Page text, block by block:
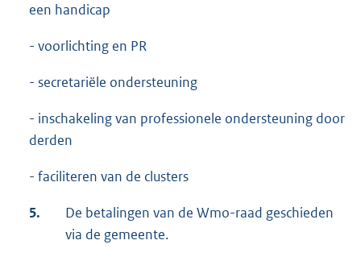
een handicap
- voorlichting en PR
- secretariële ondersteuning
- inschakeling van professionele ondersteuning door
derden
- faciliteren van de clusters
5.
De betalingen van de Wmo-raad geschieden
via de gemeente.